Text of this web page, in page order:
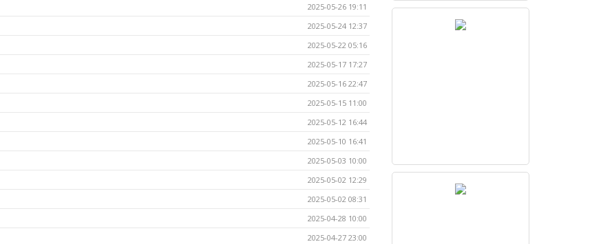
2025-05-26 19:11
2025-05-24 12:37
2025-05-22 05:16
2025-05-17 17:27
2025-05-16 22:47
2025-05-15 11:00
2025-05-12 16:44
2025-05-10 16:41
2025-05-03 10:00
2025-05-02 12:29
2025-05-02 08:31
2025-04-28 10:00
2025-04-27 23:00